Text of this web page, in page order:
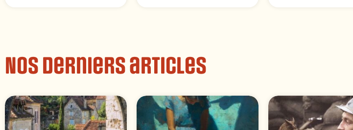
Nos derniers articles